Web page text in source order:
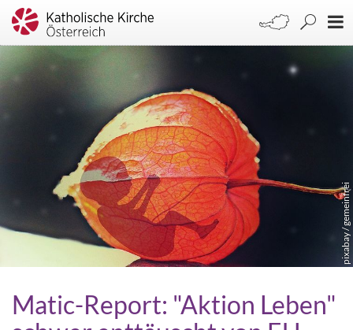
pixabay / gemeinfrei
Matic-Report: "Aktion Leben"